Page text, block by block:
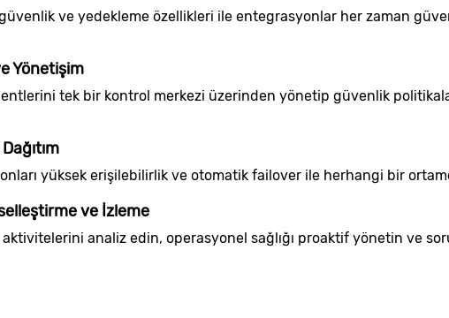
ve yedekleme özellikleri ile entegrasyonlar her zaman
Yönetişim
tek bir kontrol merkezi üzerinden yönetip güvenlik
yüksek erişilebilirlik ve otomatik failover ile herhangi bir
ve İzleme
analiz edin, operasyonel sağlığı proaktif yönetin ve